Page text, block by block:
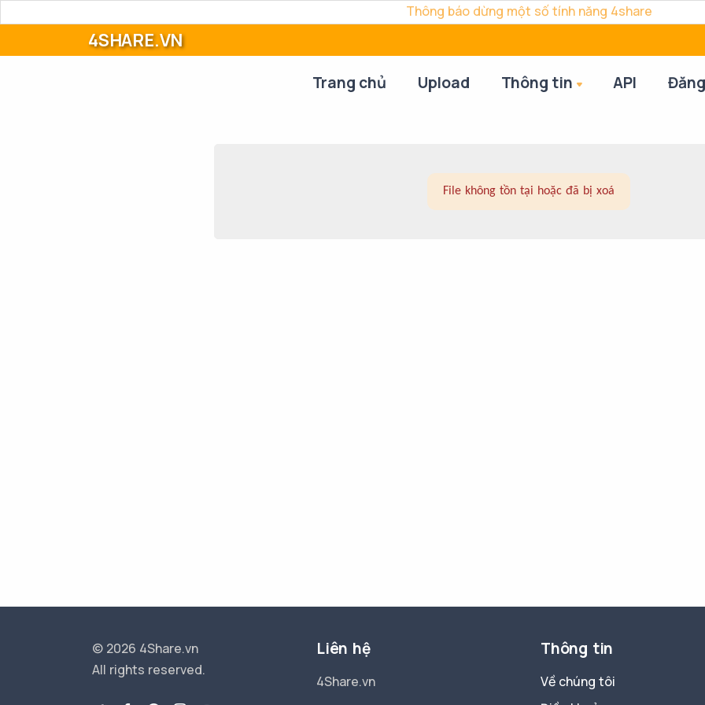
Thông báo dừng một số tính năng 4share
4SHARE.VN
Trang chủ Upload Thông tin API
File không tồn tại hoặc đã bị xoá
© 2026 4Share.vn
All rights reserved.
Liên hệ
4Share.vn
Thông tin
Về chúng tôi